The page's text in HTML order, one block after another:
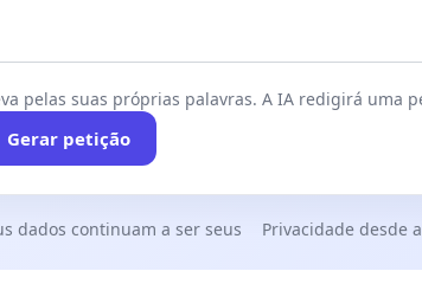
pelas suas próprias palavras. A IA redigirá uma
Gerar petição
dados continuam a ser seus Privacidade desde